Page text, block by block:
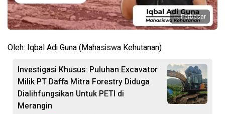
Perbesar
Oleh: Iqbal Adi Guna (Mahasiswa Kehutanan)
Investigasi Khusus: Puluhan Excavator
Milik PT Daffa Mitra Forestry Diduga
Dialihfungsikan Untuk PETI di
Merangin